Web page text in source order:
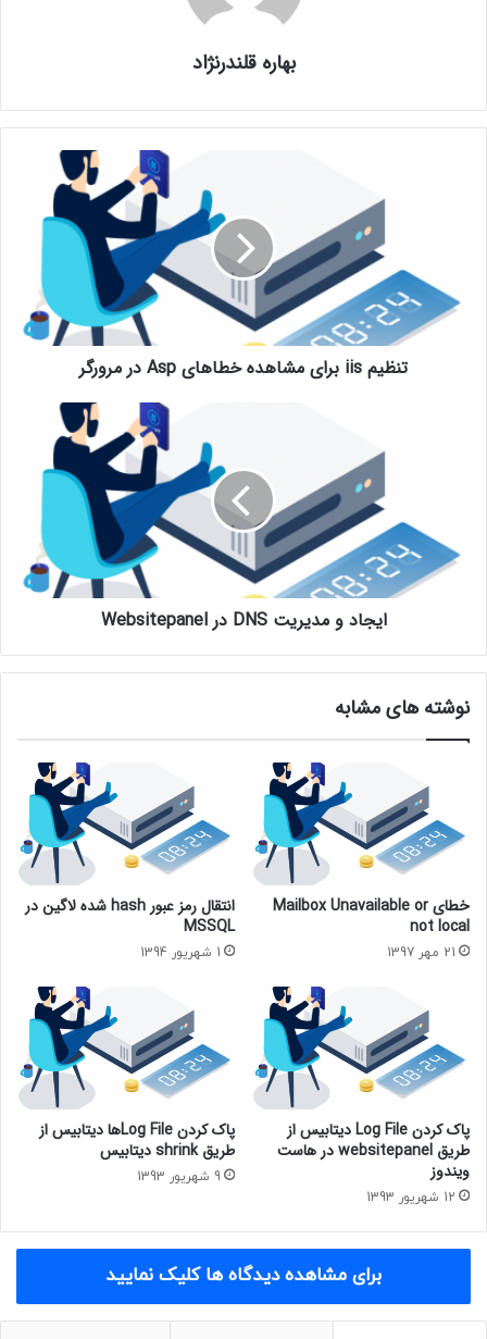
بهاره قلندرنژاد
تنظیم iis برای مشاهده خطاهای Asp در مرورگر
ایجاد و مدیریت DNS در Websitepanel
نوشته های مشابه
خطای Mailbox Unavailable or
not local
21 مهر 1397
انتقال رمز عبور hash شده لاگین در
MSSQL
1 شهریور 1394
پاک کردن Log File دیتابیس از
طریق websitepanel در هاست
ویندوز
12 شهریور 1393
پاک کردن Log Fileها دیتابیس از
طریق shrink دیتابیس
9 شهریور 1393
برای مشاهده دیدگاه ها کلیک نمایید